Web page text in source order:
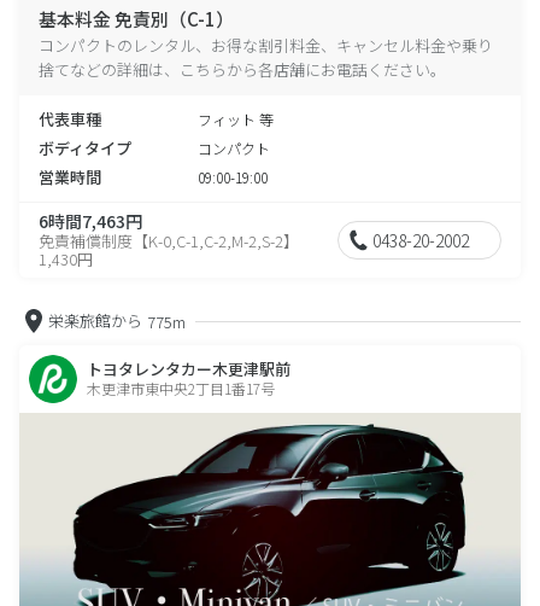
基本料金 免責別（C-1）
コンパクトのレンタル、お得な割引料金、キャンセル料金や乗り
捨てなどの詳細は、こちらから各店舗にお電話ください。
代表車種 フィット 等
ボディタイプ コンパクト
営業時間 09:00-19:00
6時間7,463円
免責補償制度【K-0,C-1,C-2,M-2,S-2】
1,430円
0438-20-2002
栄楽旅館から 775m
トヨタレンタカー木更津駅前
木更津市東中央2丁目1番17号